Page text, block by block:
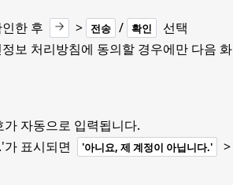
한 후 > 전송 / 확인
선택
보 처리방침에 동의할 경우에만 다음 화
자동으로 입력됩니다.
표시되면
'아니요, 제 계정이 아닙니다.' >